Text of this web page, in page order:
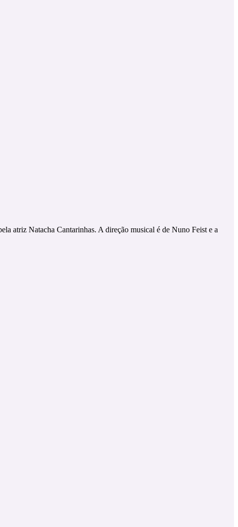
atriz Natacha Cantarinhas. A direção musical é de Nuno Feist e a